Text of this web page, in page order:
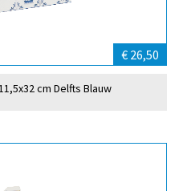
€ 26,50
cm Delfts Blauw